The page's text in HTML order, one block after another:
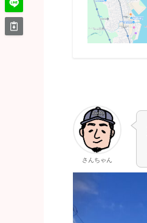
さんちゃん